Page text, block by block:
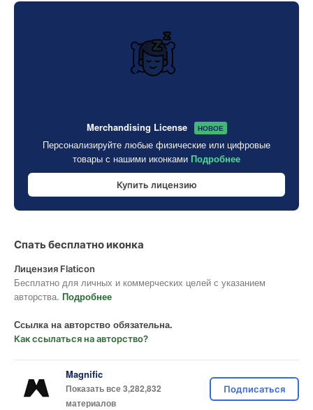
Merchandising License НОВОЕ
Персонализируйте любые физические или цифровые
товары с нашими иконками Подробнее
Купить лицензию
Спать бесплатно иконка
Лицензия Flaticon
Бесплатно для личных и коммерческих целей с указанием
авторства. Подробнее
Ссылка на авторство обязательна.
Как ссылаться на авторство?
Magnific
Показать все 3,282,832
материалов
Подписаться